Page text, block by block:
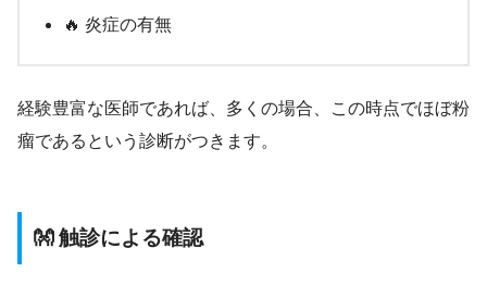
🔥 炎症の有無
経験豊富な医師であれば、多くの場合、この時点でほぼ粉
瘤であるという診断がつきます。
👐 触診による確認